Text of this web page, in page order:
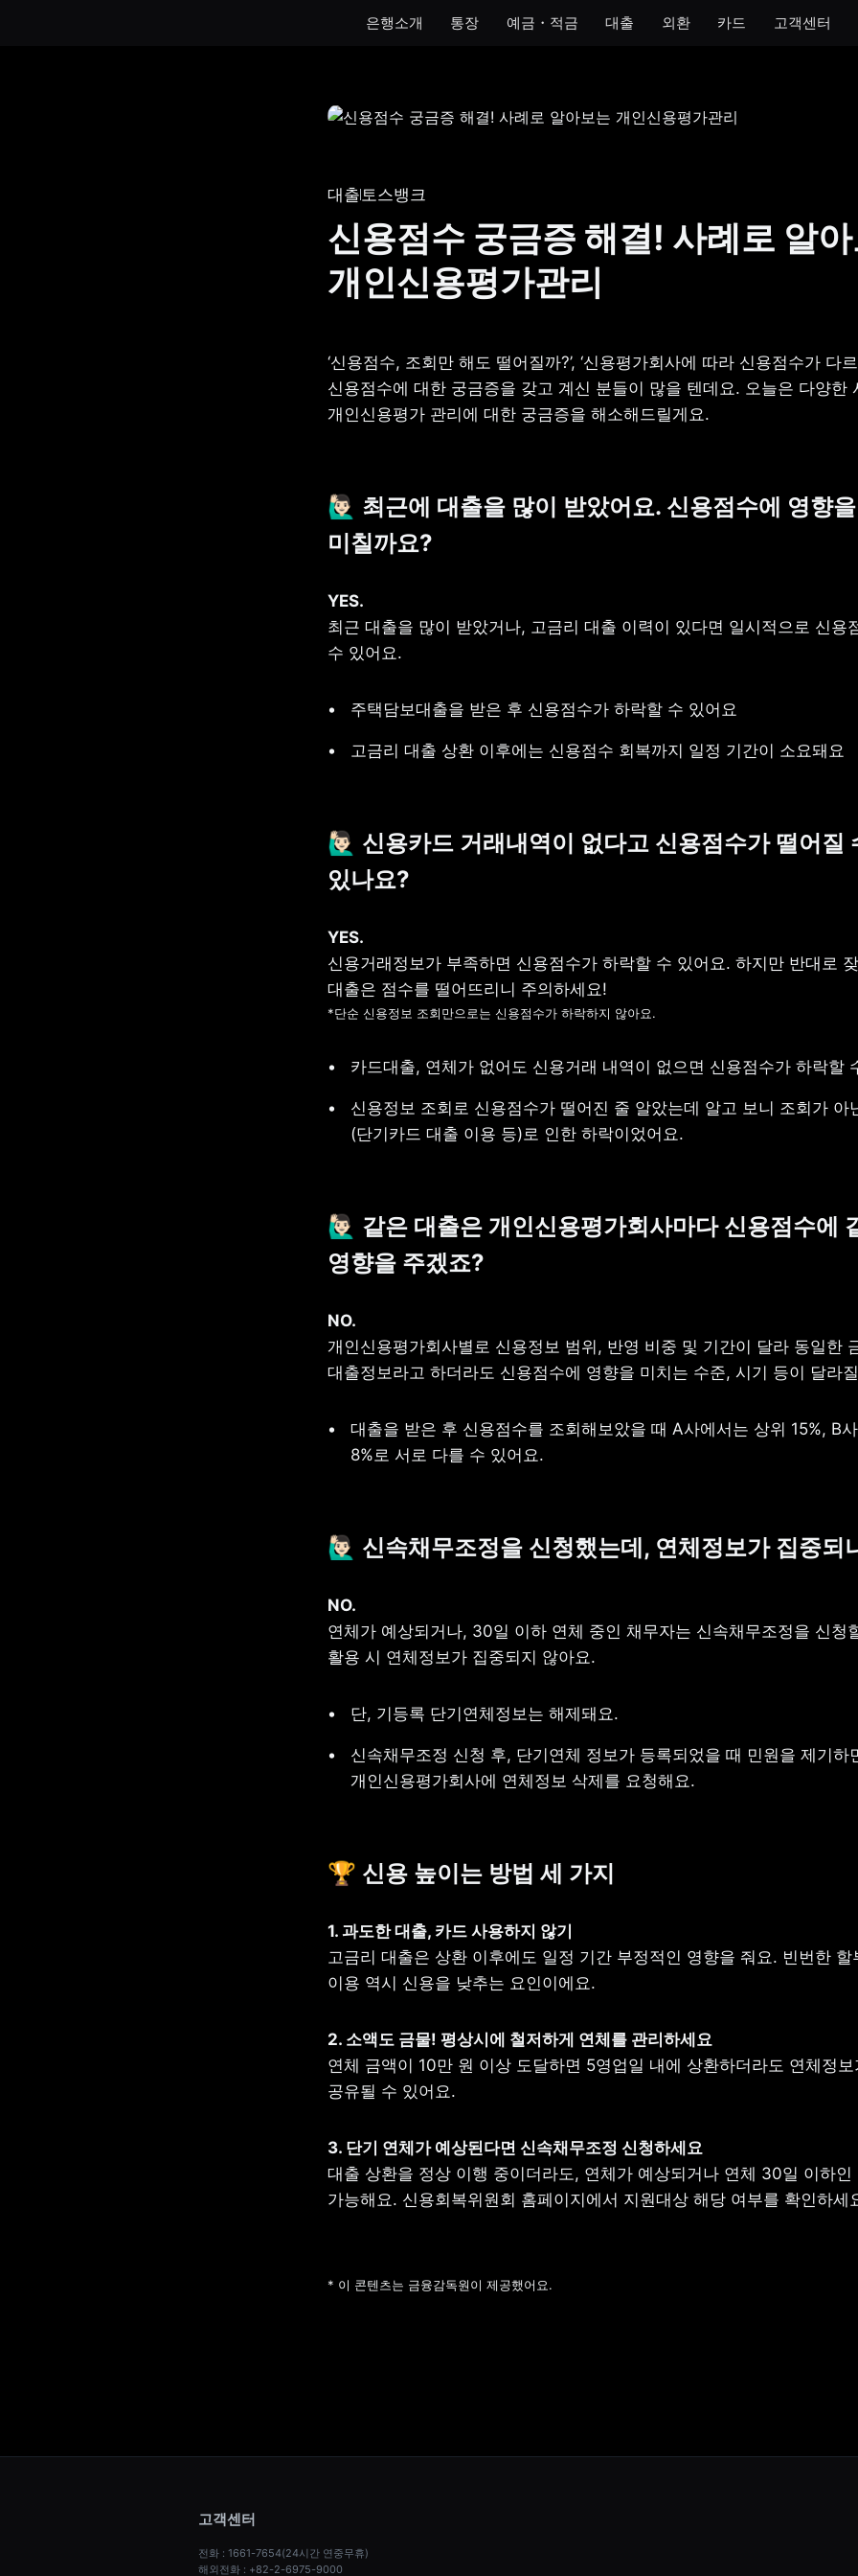
은행소개 통장 예금・적금 대출 외환 카드 고객센터
토스뱅크 통장
게임 저금통
생계비보호 통장
모임 통장 아이 통장 개인사업자 통장
대출 토스뱅크
신용점수 궁금증 해결! 사례로 알
개인신용평가관리
‘신용점수, 조회만 해도 떨어질까?’, ‘신용평가회사에 따라 신용점수가 다
신용점수에 대한 궁금증을 갖고 계신 분들이 많을 텐데요. 오늘은 다양한
개인신용평가 관리에 대한 궁금증을 해소해드릴게요.
🙋🏻‍♂️ 최근에 대출을 많이 받았어요. 신용점수에 영향을
미칠까요?
최근 대출을 많이 받았거나, 고금리 대출 이력이 있다면 일시적으로 신용
수 있어요.
주택담보대출을 받은 후 신용점수가 하락할 수 있어요
고금리 대출 상환 이후에는 신용점수 회복까지 일정 기간이 소요돼요
🙋🏻‍♂️ 신용카드 거래내역이 없다고 신용점수가 떨어질
있나요?
신용거래정보가 부족하면 신용점수가 하락할 수 있어요. 하지만 반대로
*단순 신용정보 조회만으로는 신용점수가 하락하지 않아요.
카드대출, 연체가 없어도 신용거래 내역이 없으면 신용점수가 하락할
신용정보 조회로 신용점수가 떨어진 줄 알았는데 알고 보니 조회가 아
(단기카드 대출 이용 등)로 인한 하락이었어요.
🙋🏻‍♂️ 같은 대출은 개인신용평가회사마다 신용점수에
영향을 주겠죠?
개인신용평가회사별로 신용정보 범위, 반영 비중 및 기간이 달라 동일한
대출정보라고 하더라도 신용점수에 영향을 미치는 수준, 시기 등이 달라
대출을 받은 후 신용점수를 조회해보았을 때 A사에서는 상위 15%, B
8%로 서로 다를 수 있어요.
🙋🏻‍♂️ 신속채무조정을 신청했는데, 연체정보가 집중되
연체가 예상되거나, 30일 이하 연체 중인 채무자는 신속채무조정을 신청
활용 시 연체정보가 집중되지 않아요.
단, 기등록 단기연체정보는 해제돼요.
신속채무조정 신청 후, 단기연체 정보가 등록되었을 때 민원을 제기하
개인신용평가회사에 연체정보 삭제를 요청해요.
🏆 신용 높이는 방법 세 가지
고금리 대출은 상환 이후에도 일정 기간 부정적인 영향을 줘요. 빈번한 할
이용 역시 신용을 낮추는 요인이에요.
연체 금액이 10만 원 이상 도달하면 5영업일 내에 상환하더라도 연체정보
공유될 수 있어요.
대출 상환을 정상 이행 중이더라도, 연체가 예상되거나 연체 30일 이하인
가능해요. 신용회복위원회 홈페이지에서 지원대상 해당 여부를 확인하세
* 이 콘텐츠는 금융감독원이 제공했어요.
고객센터
전화 : 1661-7654(24시간 연중무휴)
해외전화 : +82-2-6975-9000